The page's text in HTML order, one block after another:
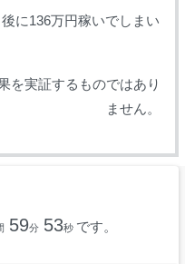
に136万円稼いでしまい
を実証するものではあり
ません。
59分 52秒 です。